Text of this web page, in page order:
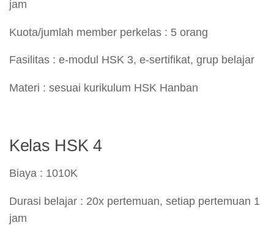
jam
Kuota/jumlah member perkelas : 5 orang
Fasilitas : e-modul HSK 3, e-sertifikat, grup belajar
Materi : sesuai kurikulum HSK Hanban
Kelas HSK 4
Biaya : 1010K
Durasi belajar : 20x pertemuan, setiap pertemuan 1
jam